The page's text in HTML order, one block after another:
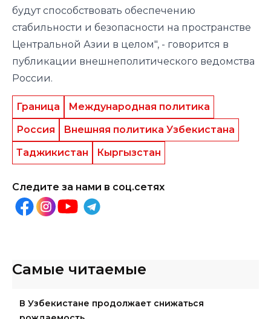
будут способствовать обеспечению
стабильности и безопасности на пространстве
Центральной Азии в целом", - говорится в
публикации внешнеполитического ведомства
России.
Граница
Международная политика
Россия
Внешняя политика Узбекистана
Таджикистан
Кыргызстан
Следите за нами в соц.сетях
Самые читаемые
В Узбекистане продолжает снижаться